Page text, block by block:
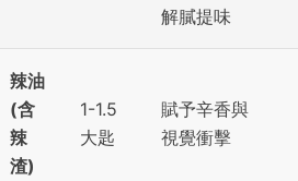
解膩提味
辣油
(含
辣
渣)
1-1.5
大匙
賦予辛香與
視覺衝擊